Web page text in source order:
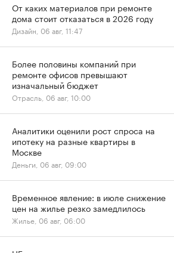
От каких материалов при ремонте
дома стоит отказаться в 2026 году
Дизайн, 06 авг, 11:47
Более половины компаний при
ремонте офисов превышают
изначальный бюджет
Отрасль, 06 авг, 10:00
Аналитики оценили рост спроса на
ипотеку на разные квартиры в
Москве
Деньги, 06 авг, 09:00
Временное явление: в июле снижение
цен на жилье резко замедлилось
Жилье, 06 авг, 06:00